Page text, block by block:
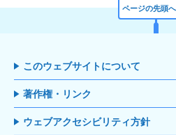
ページの先頭
このウェブサイトについて
著作権・リンク
ウェブアクセシビリティ方針